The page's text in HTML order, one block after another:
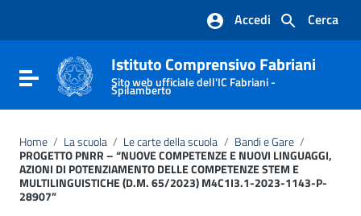
Vai al footer
Cerca
Accedi
Attiva / disattiva la navigazione
Istituto Comprensivo Fabriani
Sito web ufficiale dell'IC Fabriani -
Spilamberto
Home / La scuola / Le carte della scuola / Bandi e Gare /
PROGETTO PNRR – “NUOVE COMPETENZE E NUOVI LINGUAGGI,
AZIONI DI POTENZIAMENTO DELLE COMPETENZE STEM E
MULTILINGUISTICHE (D.M. 65/2023) M4C1I3.1-2023-1143-P-
28907”